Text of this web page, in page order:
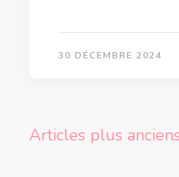
30 DÉCEMBRE 2024
Navigation
Articles plus anciens